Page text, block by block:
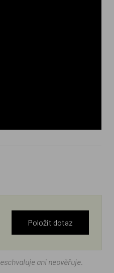
Položit dotaz
ani neověřuje.